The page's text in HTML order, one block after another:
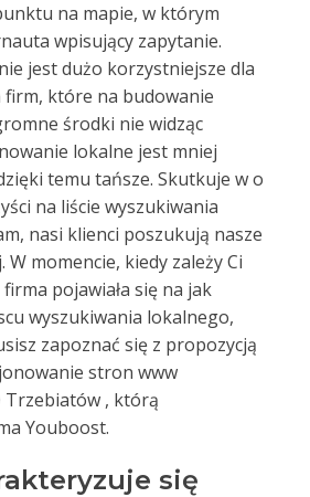
na mapie, w którym
wpisujący zapytanie.
jest dużo korzystniejsze dla
firm, które na budowanie
środki nie widząc
lokalne jest mniej
temu tańsze. Skutkuje w o
na liście wyszukiwania
nasi klienci poszukują nasze
W momencie, kiedy zależy Ci
pojawiała się na jak
wyszukiwania lokalnego,
zapoznać się z propozycją
stron www
Trzebiatów , którą
Youboost.
się